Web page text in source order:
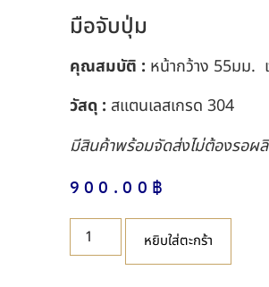
มือจับปุ่ม
คุณสมบัติ : หน้ากว้าง 55มม.
วัสดุ : สแตนเลสเกรด 304
มีสินค้าพร้อมจัดส่งไม่ต้องรอผ
900.00 ฿
หยิบใส่ตะกร้า